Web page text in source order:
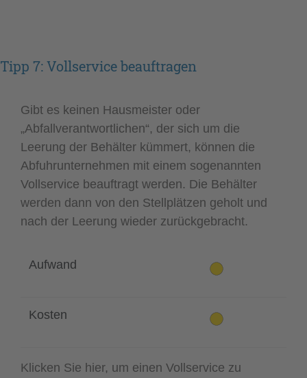
Tipp 7: Vollservice beauftragen
Gibt es keinen Hausmeister oder
„Abfallverantwortlichen“, der sich um die
Leerung der Behälter kümmert, können die
Abfuhrunternehmen mit einem sogenannten
Vollservice beauftragt werden. Die Behälter
werden dann von den Stellplätzen geholt und
nach der Leerung wieder zurückgebracht.
Aufwand
Kosten
Klicken Sie hier, um einen Vollservice zu